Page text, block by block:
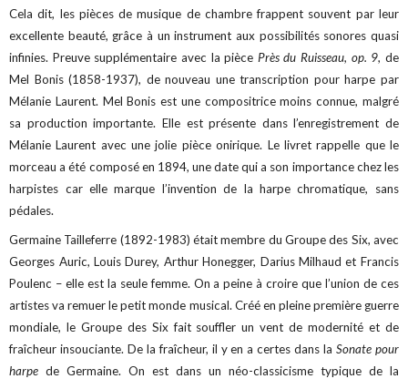
Cela dit, les pièces de musique de chambre frappent souvent par leur
excellente beauté, grâce à un instrument aux possibilités sonores quasi
infinies. Preuve supplémentaire avec la pièce Près du Ruisseau, op. 9, de
Mel Bonis (1858-1937), de nouveau une transcription pour harpe par
Mélanie Laurent. Mel Bonis est une compositrice moins connue, malgré
sa production importante. Elle est présente dans l’enregistrement de
Mélanie Laurent avec une jolie pièce onirique. Le livret rappelle que le
morceau a été composé en 1894, une date qui a son importance chez les
harpistes car elle marque l’invention de la harpe chromatique, sans
pédales.
Germaine Tailleferre (1892-1983) était membre du Groupe des Six, avec
Georges Auric, Louis Durey, Arthur Honegger, Darius Milhaud et Francis
Poulenc – elle est la seule femme. On a peine à croire que l’union de ces
artistes va remuer le petit monde musical. Créé en pleine première guerre
mondiale, le Groupe des Six fait souffler un vent de modernité et de
fraîcheur insouciante. De la fraîcheur, il y en a certes dans la Sonate pour
harpede Germaine. On est dans un néo-classicisme typique de la